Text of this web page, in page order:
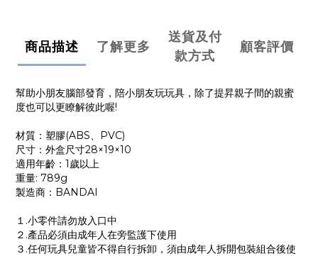
商品描述 了解更多
送貨及付
款方式
顧客評價
幫助小朋友腦部發育，陪小朋友玩玩具，除了提昇親子間的親蜜
度也可以更瞭解彼此喔!
材質：塑膠(ABS、PVC)
尺寸：外盒尺寸28×19×10
適用年齡：1歲以上
重量: 789g
製造商：BANDAI
１.小零件請勿放入口中
２.產品必須由成年人在旁監護下使用
３.任何玩具兒童皆不得自行拆卸，須由成年人拆開包裝組合後使